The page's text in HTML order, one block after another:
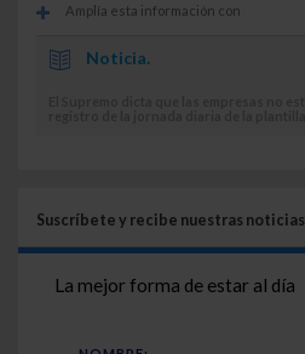
Amplía esta información con
Noticia.
Suscríbete y recibe nuestras noticias
La mejor forma de estar al día